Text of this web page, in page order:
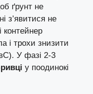
ґрунт не
з’явитися не
контейнер
і трохи знизити
У фазі 2-3
у поодинокі